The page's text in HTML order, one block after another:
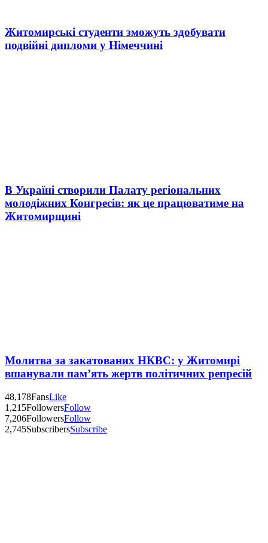
Житомирські студенти зможуть здобувати
подвійні дипломи у Німеччині
В Україні створили Палату регіональних
молодіжних Конгресів: як це працюватиме на
Житомирщині
Молитва за закатованих НКВС: у Житомирі
вшанували пам’ять жертв політичних репресій
48,178FansLike
1,215FollowersFollow
7,206FollowersFollow
2,745SubscribersSubscribe